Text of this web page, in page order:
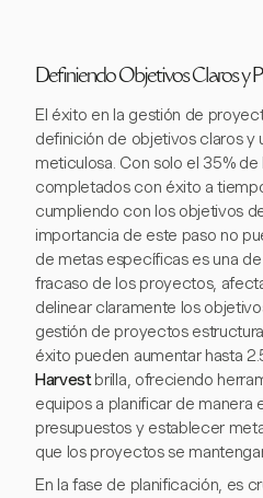
Definiendo Objetivos Claros y
El éxito en la gestión de
definición de objetivos claros y
meticulosa. Con solo el 35%
completados con éxito a
cumpliendo con los objetivos
importancia de este paso no
de metas específicas es una
fracaso de los proyectos,
delinear claramente los
gestión de proyectos
éxito pueden aumentar hasta
Harvestbrilla, ofreciendo
equipos a planificar de manera
presupuestos y establecer
que los proyectos se
En la fase de planificación, es